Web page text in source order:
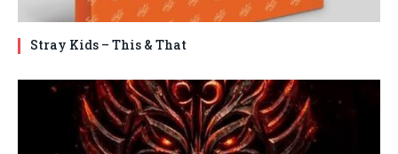
Stray Kids – This & That